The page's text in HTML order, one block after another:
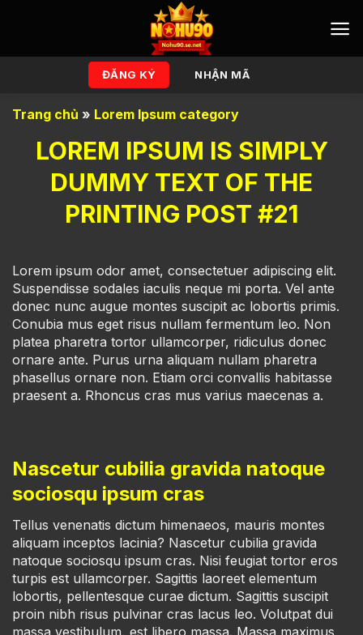
ĐĂNG KÝ NHẬN MÃ
Trang chủ » Lorem Ipsum category
LOREM IPSUM IS SIMPLY
DUMMY TEXT OF THE
PRINTING POST #21
Lorem ipsum odor amet, consectetuer adipiscing elit.
Suspendisse sodales iaculis neque mi porta. Vel ante
donec nunc augue montes suscipit ac lobortis primis.
Conubia mus eget risus nullam fermentum leo. Non
platea pharetra tortor ullamcorper, ridiculus donec
ornare ante. Purus urna aliquam nullam pharetra
phasellus ornare non. Etiam orci convallis habitasse
praesent a. Rhoncus cras mus varius maecenas a.
Nascetur cubilia gravida natoque
sociosqu ipsum cras
Tellus venenatis dictum himenaeos, mauris montes
aliquam inceptos lacinia? Nascetur cubilia gravida
natoque sociosqu ipsum cras. Nisi feugiat tortor eros
turpis est ullamcorper. Sagittis laoreet elementum
lobortis, pellentesque curae dictum. Sagittis suscipit
proin nibh risus pulvinar cras lacus leo. Volutpat dui
massa vestibulum, est libero massa. Massa maximus